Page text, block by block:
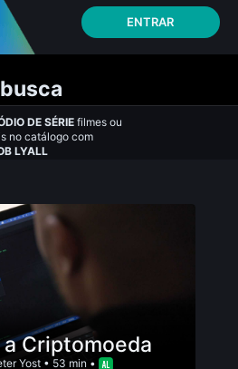
ENTRAR
DE SÉRIE filmes ou
no catálogo com
LYALL
Criptomoeda
Yost • 53 min •